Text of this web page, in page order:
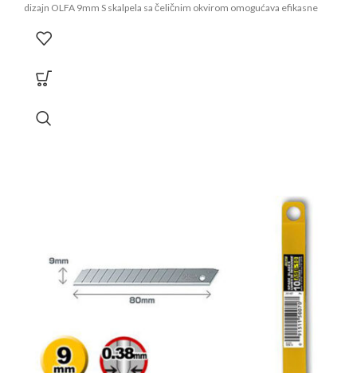
dizajn OLFA 9mm S skalpela sa čeličnim okvirom omogućava efikasne
sečenje sa kontrolom jednim dodirom. Ovaj skalpel se isporučuje sa
tačne i detaljne rezove. Kada se segment istupi, jednostavno lomljenje
nožića uz pomoć praktičnog džepnog klipa koji se nalazi na kraju skalpela,
Koristi rezervne nožiće AB, ABB, AB-S i AB-SOL serije.